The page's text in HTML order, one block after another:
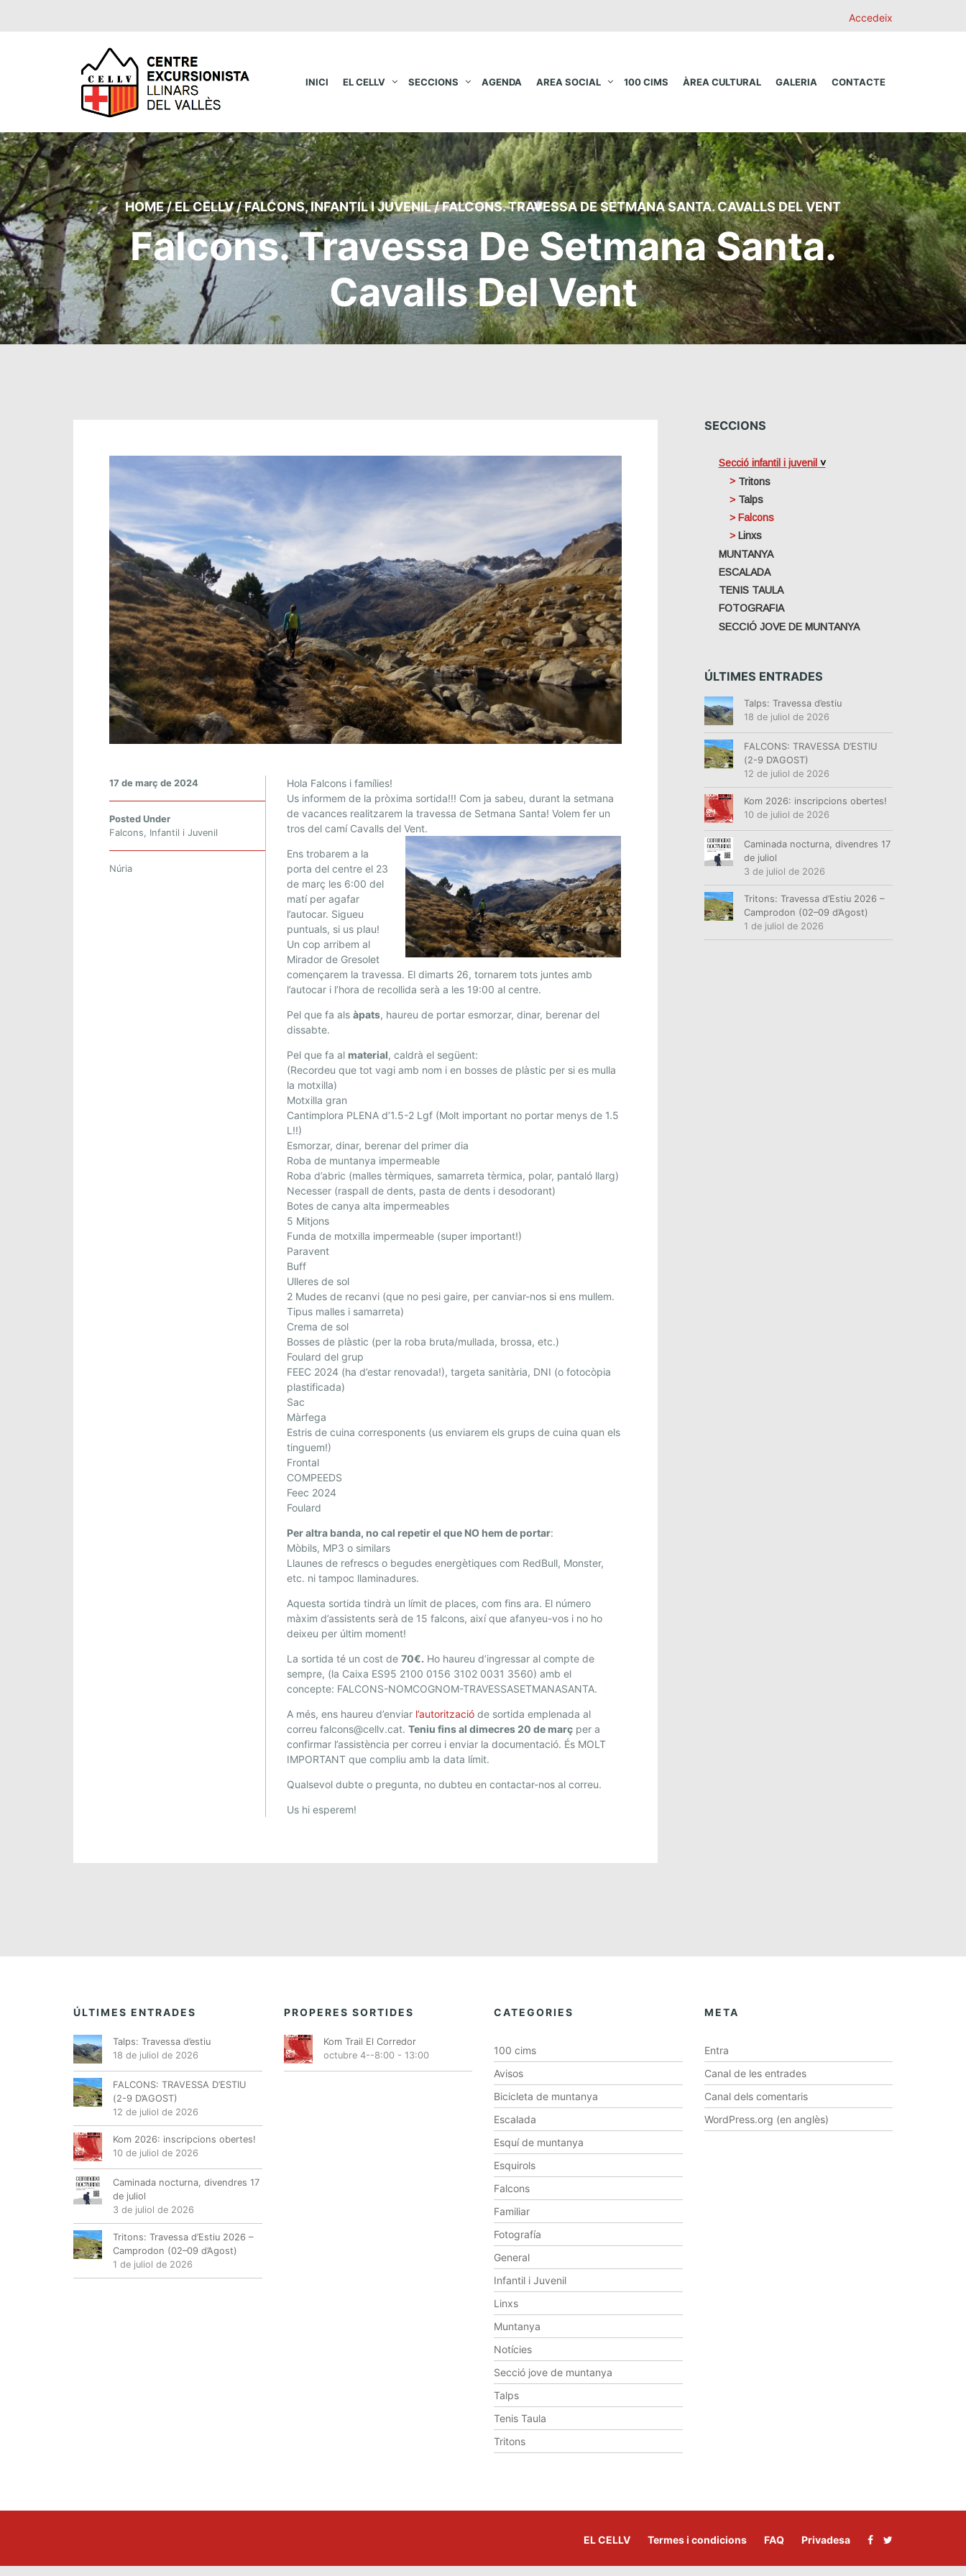
Accedeix
INICI EL CELLV SECCIONS AGENDA AREA SOCIAL 100 CIMS ÀREA CULTURAL GALERIA CONTACTE
HOME/EL CELLV/FALCONS,INFANTIL I JUVENIL/FALCONS. TRAVESSA DE SETMANA SANTA. CAVALLS DEL VENT
Falcons. Travessa De Setmana Santa.
Cavalls Del Vent
F
A
L
C
O
N
S
.
T
R
A
V
E
S
S
A
D
E
S
E
T
M
A
N
A
S
A
N
T
A
.
C
A
V
A
L
L
S
D
E
L
V
E
N
T
Hola Falcons i famílies!
Us informem de la pròxima sortida!!! Com ja sabeu, durant la setmana
de vacances realitzarem la travessa de Setmana Santa! Volem fer un
tros del camí Cavalls del Vent.
Ens trobarem a la
porta del centre el 23
de març les 6:00 del
matí per agafar
l’autocar. Sigueu
puntuals, si us plau!
Un cop arribem al
Mirador de Gresolet
començarem la travessa. El dimarts 26, tornarem tots juntes amb
l’autocar i l’hora de recollida serà a les 19:00 al centre.
Pel que fa alsàpats, haureu de portar esmorzar, dinar, berenar del
dissabte.
Pel que fa al material, caldrà el següent:
(Recordeu que tot vagi amb nom i en bosses de plàstic per si es mulla
la motxilla)
Motxilla gran
Cantimplora PLENA d’1.5-2 Lgf (Molt important no portar menys de 1.5
L!!)
Esmorzar, dinar, berenar del primer dia
Roba de muntanya impermeable
Roba d’abric (malles tèrmiques, samarreta tèrmica, polar, pantaló llarg)
Necesser (raspall de dents, pasta de dents i desodorant)
Botes de canya alta impermeables
5 Mitjons
Funda de motxilla impermeable (super important!)
Paravent
Buff
Ulleres de sol
2 Mudes de recanvi (que no pesi gaire, per canviar-nos si ens mullem.
Tipus malles i samarreta)
Crema de sol
Bosses de plàstic (per la roba bruta/mullada, brossa, etc.)
Foulard del grup
FEEC 2024 (ha d’estar renovada!), targeta sanitària, DNI (o fotocòpia
plastificada)
Sac
Màrfega
Estris de cuina corresponents (us enviarem els grups de cuina quan els
tinguem!)
Frontal
COMPEEDS
Feec 2024
Foulard
Per altra banda, no cal repetir el que NO hem de portar:
Mòbils, MP3 o similars
Llaunes de refrescs o begudes energètiques com RedBull, Monster,
etc. ni tampoc llaminadures.
Aquesta sortida tindrà un límit de places, com fins ara. El número
màxim d’assistents serà de 15 falcons, així que afanyeu-vos i no ho
deixeu per últim moment!
La sortida té un cost de70€. Ho haureu d’ingressar al compte de
sempre, (la Caixa ES95 2100 0156 3102 0031 3560) amb el
concepte: FALCONS-NOMCOGNOM-TRAVESSASETMANASANTA.
A més, ens haureu d’enviar l’autorització de sortida emplenada al
correu falcons@cellv.cat.Teniu fins al dimecres 20 de març per a
confirmar l’assistència per correu i enviar la documentació. És MOLT
IMPORTANT que compliu amb la data límit.
Qualsevol dubte o pregunta, no dubteu en contactar-nos al correu.
Us hi esperem!
17 de març de 2024
Posted Under
Falcons, Infantil i Juvenil
Núria
SECCIONS
Secció infantil i juvenil
Tritons
Talps
Falcons
Linxs
MUNTANYA
ESCALADA
TENIS TAULA
FOTOGRAFIA
SECCIÓ JOVE DE MUNTANYA
ÚLTIMES ENTRADES
Talps: Travessa d’estiu
18 de juliol de 2026
FALCONS: TRAVESSA D’ESTIU
(2-9 D’AGOST)
12 de juliol de 2026
Kom 2026: inscripcions obertes!
10 de juliol de 2026
Caminada nocturna, divendres 17
de juliol
3 de juliol de 2026
Tritons: Travessa d’Estiu 2026 –
Camprodon (02–09 d’Agost)
1 de juliol de 2026
ÚLTIMES ENTRADES
Talps: Travessa d’estiu
18 de juliol de 2026
FALCONS: TRAVESSA D’ESTIU
(2-9 D’AGOST)
12 de juliol de 2026
Kom 2026: inscripcions obertes!
10 de juliol de 2026
Caminada nocturna, divendres 17
de juliol
3 de juliol de 2026
Tritons: Travessa d’Estiu 2026 –
Camprodon (02–09 d’Agost)
1 de juliol de 2026
PROPERES SORTIDES
Kom Trail El Corredor
octubre 4--8:00- 13:00
CATEGORIES
100 cims
Avisos
Bicicleta de muntanya
Escalada
Esquí de muntanya
Esquirols
Falcons
Familiar
Fotografía
General
Infantil i Juvenil
Linxs
Muntanya
Notícies
Secció jove de muntanya
Talps
Tenis Taula
Tritons
META
Entra
Canal de les entrades
Canal dels comentaris
WordPress.org (en anglès)
EL CELLV Termes i condicions FAQ Privadesa